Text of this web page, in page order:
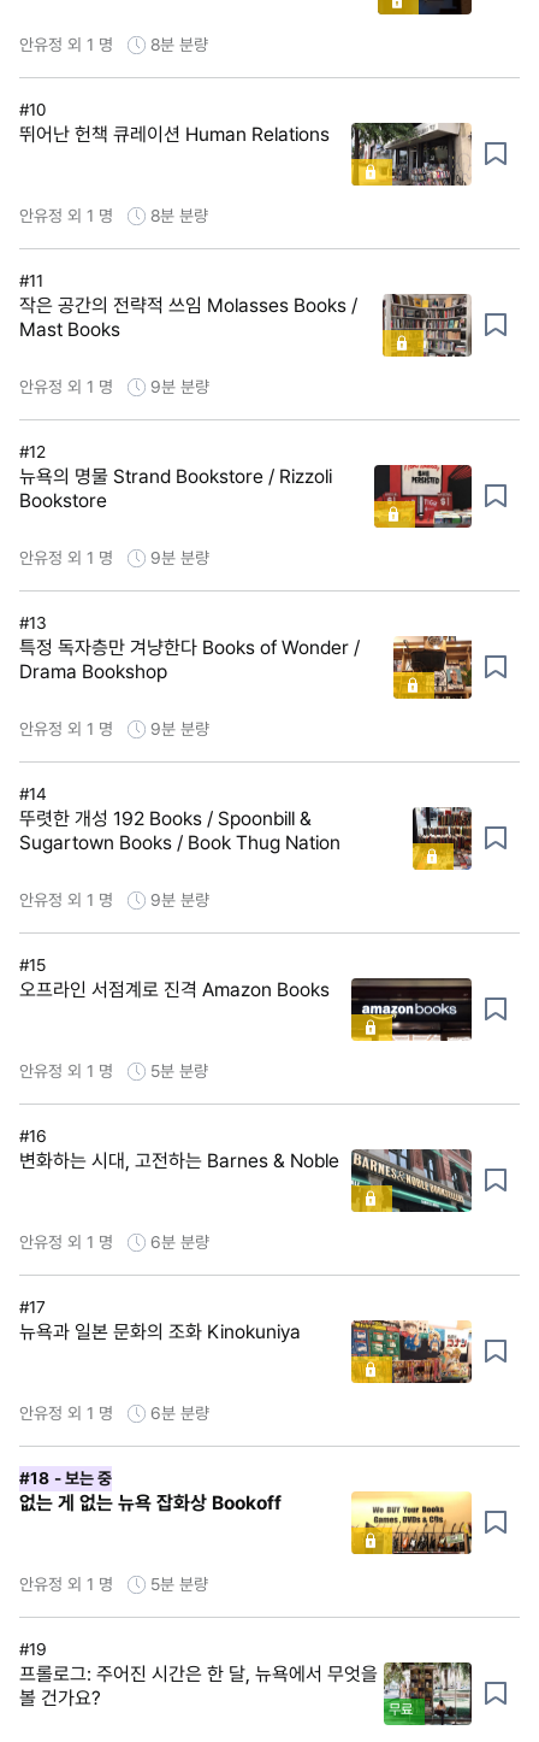
안유정 외 1 명 8분 분량
#10
뛰어난 헌책 큐레이션 Human Relations
안유정 외 1 명 8분 분량
#11
작은 공간의 전략적 쓰임 Molasses Books /
Mast Books
안유정 외 1 명 9분 분량
#12
뉴욕의 명물 Strand Bookstore / Rizzoli
Bookstore
안유정 외 1 명 9분 분량
#13
특정 독자층만 겨냥한다 Books of Wonder /
Drama Bookshop
안유정 외 1 명 9분 분량
#14
뚜렷한 개성 192 Books / Spoonbill &
Sugartown Books / Book Thug Nation
안유정 외 1 명 9분 분량
#15
오프라인 서점계로 진격 Amazon Books
안유정 외 1 명 5분 분량
#16
변화하는 시대, 고전하는 Barnes & Noble
안유정 외 1 명 6분 분량
#17
뉴욕과 일본 문화의 조화 Kinokuniya
안유정 외 1 명 6분 분량
#18 - 보는 중
없는 게 없는 뉴욕 잡화상 Bookoff
안유정 외 1 명 5분 분량
#19
프롤로그: 주어진 시간은 한 달, 뉴욕에서 무엇을
볼 건가요?
무료